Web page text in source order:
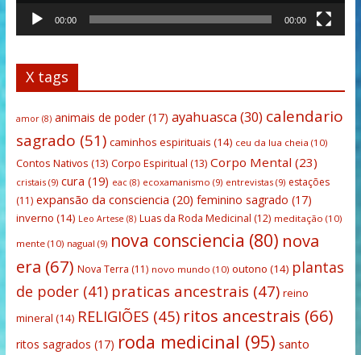
00:00 00:00
X tags
amor(8) animais de poder(17) ayahuasca(30) calendario
sagrado (51) caminhos espirituais (14) ceu da lua cheia (10)
Contos Nativos (13) Corpo Espiritual (13) Corpo Mental (23)
cristais(9) cura (19) eac(8) ecoxamanismo (9) entrevistas(9) estações
(11) expansão da consciencia (20) feminino sagrado (17)
inverno (14) Leo Artese (8) Luas da Roda Medicinal (12) meditação (10)
mente(10) nagual (9) nova consciencia (80) nova
era (67) Nova Terra (11) novo mundo (10) outono (14) plantas
de poder(41) praticas ancestrais (47) reino
mineral (14) RELIGIÕES (45) ritos ancestrais (66)
ritos sagrados (17) roda medicinal (95) santo